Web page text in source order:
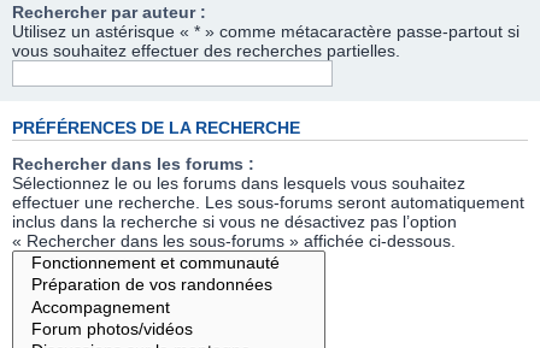
Rechercher par auteur :
Utilisez un astérisque « * » comme métacaractère passe-partout si
vous souhaitez effectuer des recherches partielles.
PRÉFÉRENCES DE LA RECHERCHE
Rechercher dans les forums :
Sélectionnez le ou les forums dans lesquels vous souhaitez
effectuer une recherche. Les sous-forums seront automatiquement
inclus dans la recherche si vous ne désactivez pas l’option
« Rechercher dans les sous-forums » affichée ci-dessous.